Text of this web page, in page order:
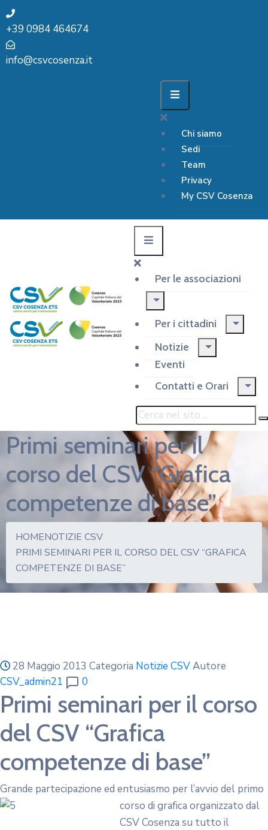
+39 0984 464674
info@csvcosenza.it
Chi siamo
Sedi
Team
Privacy
My CSV Cosenza
Per le associazioni
Per i cittadini
Notizie
Eventi
Contatti e Orari
Primi seminari per il
corso del CSV “Grafica
competenze di base”
HOMENOTIZIE CSV
PRIMI SEMINARI PER IL CORSO DEL CSV “GRAFICA
COMPETENZE DI BASE”
28 Maggio 2013 Categoria Notizie CSVAutore
CSV_admin21
0
Primi seminari per il corso
del CSV “Grafica
competenze di base”
Grande partecipazione ed entusiasmo per l’avvio del primo
corso di grafica organizzato dal
CSV Cosenza su tutto il